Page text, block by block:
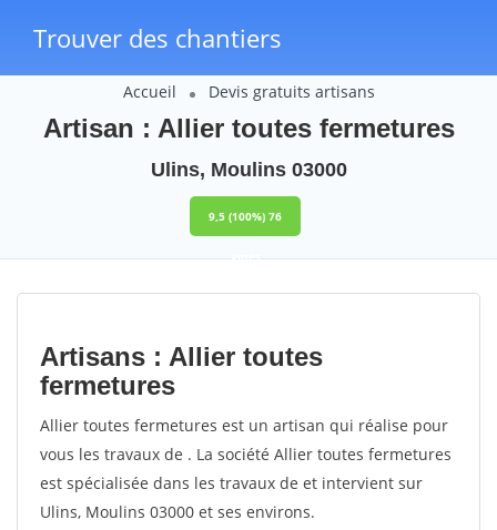
Trouver des chantiers
Accueil Devis gratuits artisans
Artisan : Allier toutes fermetures
Ulins, Moulins 03000
9,5 (100%) 76
votes
Artisans : Allier toutes
fermetures
Allier toutes fermetures est un artisan qui réalise pour
vous les travaux de . La société Allier toutes fermetures
est spécialisée dans les travaux de et intervient sur
Ulins, Moulins 03000 et ses environs.